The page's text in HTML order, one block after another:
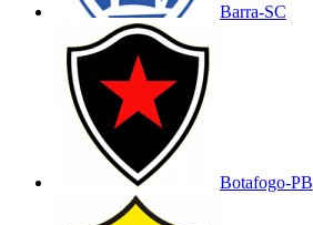
Barra-SC
Botafogo-PB